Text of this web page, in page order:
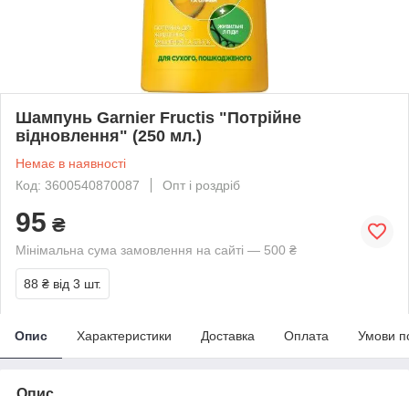
Шампунь Garnier Fructis "Потрійне
відновлення" (250 мл.)
Немає в наявності
Код: 3600540870087
Опт і роздріб
95 ₴
Мінімальна сума замовлення на сайті — 500 ₴
88 ₴ від 3 шт.
Опис Характеристики Доставка Оплата Умови